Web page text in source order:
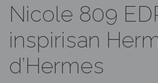
Nicole 809
inspirisan
d’Hermes